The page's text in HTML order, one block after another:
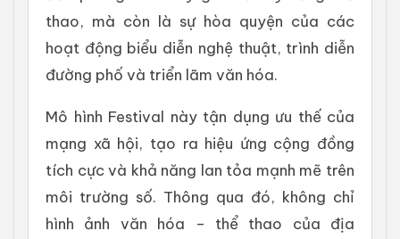
thao, mà còn là sự hòa quyện của các
hoạt động biểu diễn nghệ thuật, trình diễn
đường phố và triển lãm văn hóa.
Mô hình Festival này tận dụng ưu thế của
mạng xã hội, tạo ra hiệu ứng cộng đồng
tích cực và khả năng lan tỏa mạnh mẽ trên
môi trường số. Thông qua đó, không chỉ
hình ảnh văn hóa – thể thao của địa